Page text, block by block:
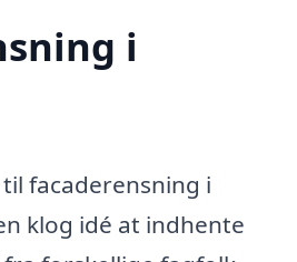
i
facaderensning i
klog idé at indhente